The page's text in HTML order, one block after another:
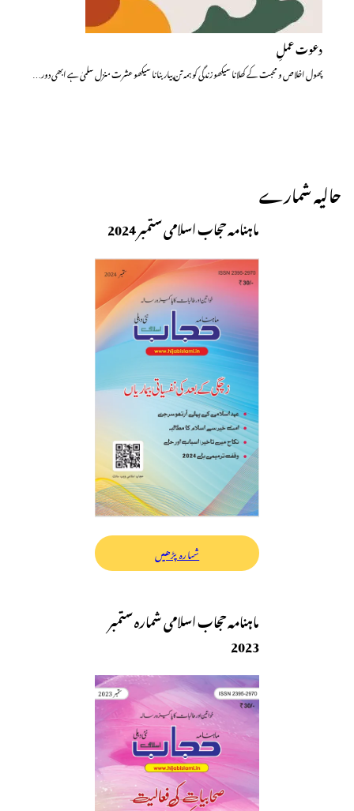
دعوت عملِ
پھول اخلاص و محبت کے کھلانا سیکھو زندگی کو ہمہ تن پیار بنانا سیکھو عشرت منزل سلمیٰ ہے ابھی دور…
حالیہ شمارے
ماہنامہ حجاب اسلامی ستمبر 2024
شمارہ پڑھیں
ماہنامہ حجاب اسلامی شمارہ ستمبر
2023